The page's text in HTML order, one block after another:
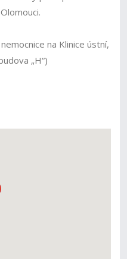
na Klinice ústní,
„H“)